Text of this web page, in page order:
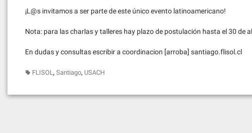
¡L@s invitamos a ser parte de este único evento latinoamericano!
Nota: para las charlas y talleres hay plazo de postulación hasta el 30 de
En dudas y consultas escribir a coordinacion [arroba] santiago.flisol.cl
FLISOL , Santiago, USACH